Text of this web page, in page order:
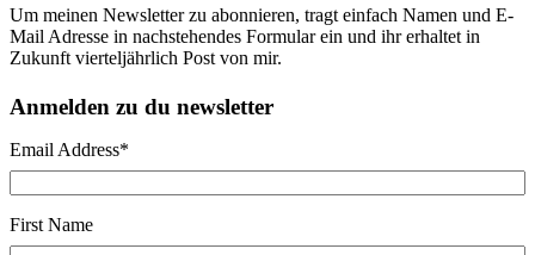
Um meinen Newsletter zu abonnieren, tragt einfach Namen und E-
Mail Adresse in nachstehendes Formular ein und ihr erhaltet in
Zukunft vierteljährlich Post von mir.
Anmelden zu du newsletter
Email Address*
First Name